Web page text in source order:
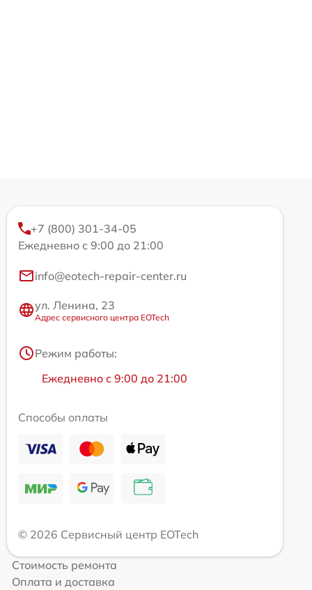
+7 (800) 301-34-05
Ежедневно с 9:00 до 21:00
info@eotech-repair-center.ru
ул. Ленина, 23
Адрес сервисного центра EOTech
Режим работы:
Ежедневно с 9:00 до 21:00
Способы оплаты
© 2026 Сервисный центр EOTech
Стоимость ремонта
Оплата и доставка